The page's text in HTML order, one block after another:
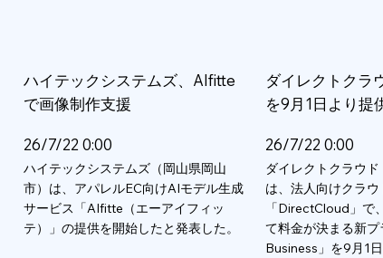
ハイテックシステムズ、AIfitte
で画像制作支援
26/7/22 0:00
ハイテックシステムズ（岡山県岡山
市）は、アパレルEC向けAIモデル生成
サービス「AIfitte（エーアイフィッ
テ）」の提供を開始したと発表した。
ダイレクトクラ
を9月1日より提
26/7/22 0:00
ダイレクトクラウド
は、法人向けクラ
「DirectCloud」で
て料金が決まる新
Business」を9月1